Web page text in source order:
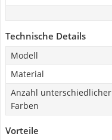
Technische Details
Modell
Material
Anzahl unterschiedlicher
Farben
Vorteile